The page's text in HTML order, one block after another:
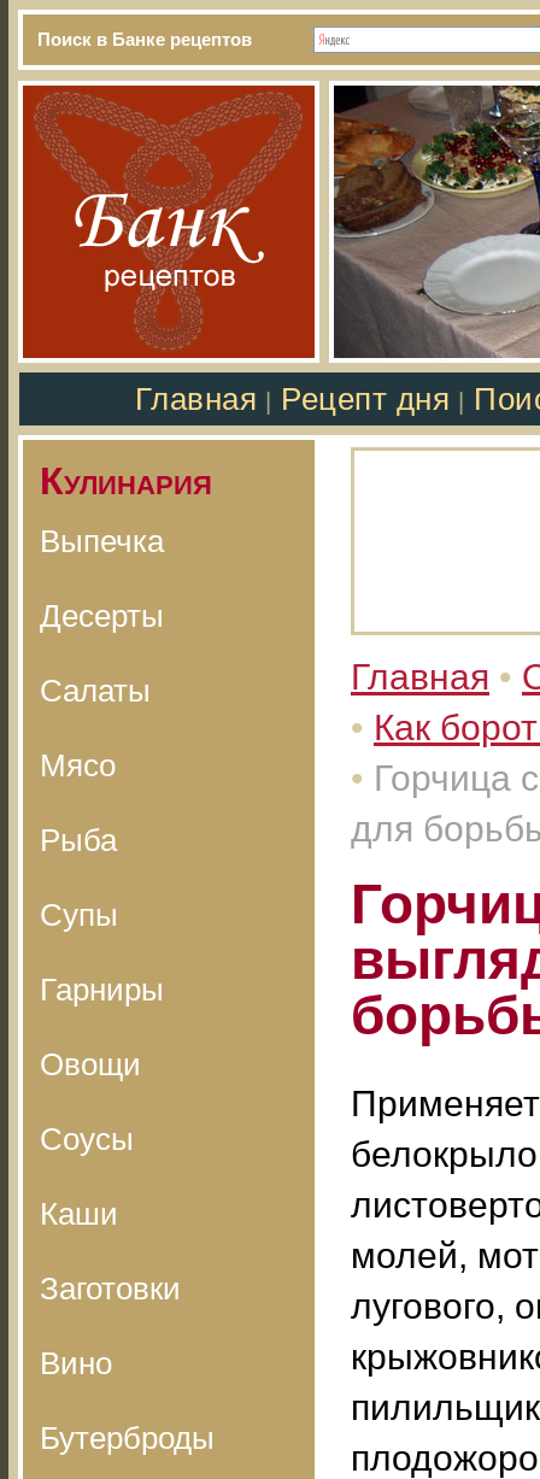
Поиск в Банке рецептов
Главная Рецепт дня
Кулинария
Выпечка
Десерты
Салаты
Мясо
Рыба
Супы
Гарниры
Овощи
Соусы
Каши
Заготовки
Вино
Бутерброды
Главная •
• Как
• Горчица
для
молей,
лугового,